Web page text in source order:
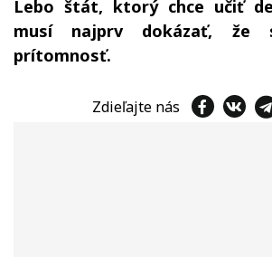
Lebo štát, ktorý chce učiť
musí najprv dokázať, že
prítomnosť.
Zdieľajte nás